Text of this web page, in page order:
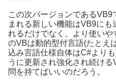
この次バージョンである
まれる新しい機能はVB9に
れるだけでなく、より使い
のVBは動的型付言語(たとえ
込み言語仕様自体はC#より
うに更新され強化され続け
問を持てばいいのだろう。